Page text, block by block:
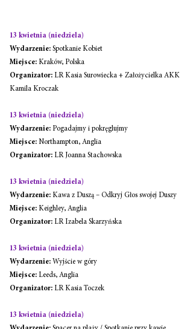
13 kwietnia (niedziela)
Wydarzenie: Spotkanie Kobiet
Miejsce: Kraków, Polska
Organizator: LR Kasia Surowiecka + Założycielka AKK
Kamila Kroczak
13 kwietnia (niedziela)
Wydarzenie: Pogadajmy i pokręglujmy
Miejsce: Northampton, Anglia
Organizator: LR Joanna Stachowska
13 kwietnia (niedziela)
Wydarzenie: Kawa z Duszą – Odkryj Głos swojej Duszy
Miejsce: Keighley, Anglia
Organizator: LR Izabela Skarzyńska
13 kwietnia (niedziela)
Wydarzenie: Wyjście w góry
Miejsce: Leeds, Anglia
Organizator: LR Kasia Toczek
13 kwietnia (niedziela)